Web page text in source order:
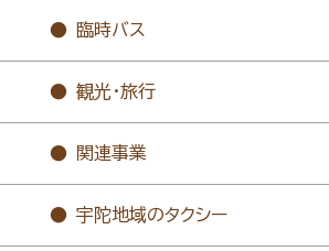
臨時バス
観光・旅行
関連事業
宇陀地域のタクシー